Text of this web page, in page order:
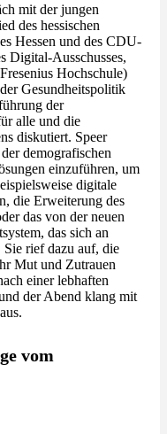
mit der jungen
des hessischen
Hessen und des CDU-
Digital-Ausschusses,
Hochschule)
Gesundheitspolitik
der
alle und die
diskutiert. Speer
demografischen
einzuführen, um
digitale
die Erweiterung des
das von der neuen
das sich an
rief dazu auf, die
Mut und Zutrauen
einer lebhaften
der Abend klang mit
vom